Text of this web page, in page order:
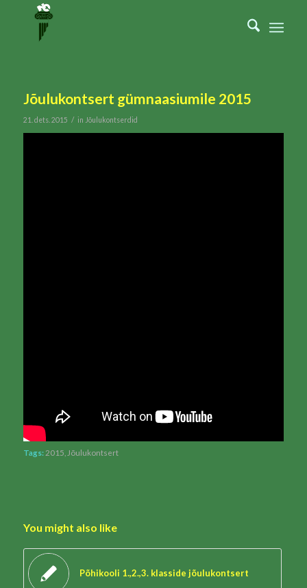
Jõulukontsert gümnaasiumile 2015
21. dets. 2015 / in Jõulukontserdid
Tags: 2015 Jõulukontsert
You might also like
Põhikooli 1.,2.,3. klasside jõulukontsert